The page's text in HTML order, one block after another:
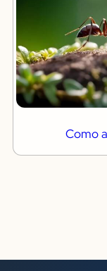
Como